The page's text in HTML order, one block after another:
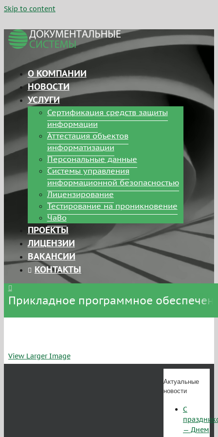
Skip to content
О КОМПАНИИ
НОВОСТИ
УСЛУГИ
Сертификация средств защиты
информации
Аттестация объектов
информатизации
Персональные данные
Системы управления
информационной безопасностью
Лицензирование
Тестирование на проникновение
ЧаВо
ПРОЕКТЫ
ЛИЦЕНЗИИ
ВАКАНСИИ
КОНТАКТЫ
Прикладное программное
View Larger Image
Актуальные
новости
С
— Днем